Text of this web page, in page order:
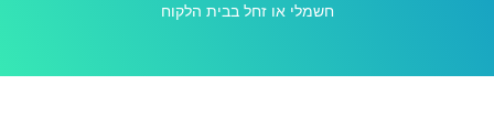
חשמלי או זחל בבית הלקוח